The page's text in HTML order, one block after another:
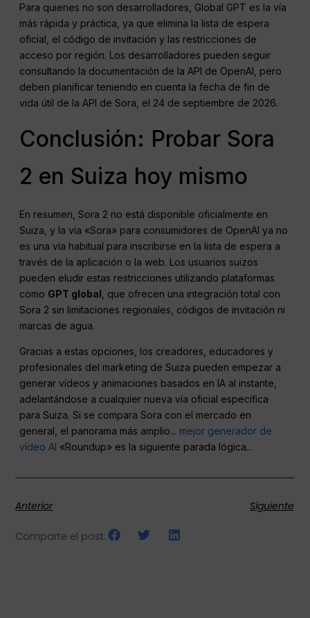
Para quienes no son desarrolladores, Global GPT es la vía
más rápida y práctica, ya que elimina la lista de espera
oficial, el código de invitación y las restricciones de
acceso por región. Los desarrolladores pueden seguir
consultando la documentación de la API de OpenAI, pero
deben planificar teniendo en cuenta la fecha de fin de
vida útil de la API de Sora, el 24 de septiembre de 2026.
Conclusión: Probar Sora
2 en Suiza hoy mismo
En resumen, Sora 2 no está disponible oficialmente en
Suiza, y la vía «Sora» para consumidores de OpenAI ya no
es una vía habitual para inscribirse en la lista de espera a
través de la aplicación o la web. Los usuarios suizos
pueden eludir estas restricciones utilizando plataformas
como GPT global , que ofrecen una integración total con
Sora 2 sin limitaciones regionales, códigos de invitación ni
marcas de agua.
Gracias a estas opciones, los creadores, educadores y
profesionales del marketing de Suiza pueden empezar a
generar vídeos y animaciones basados en IA al instante,
adelantándose a cualquier nueva vía oficial específica
para Suiza. Si se compara Sora con el mercado en
general, el panorama más amplio... mejor generador de
vídeo AI «Roundup» es la siguiente parada lógica...
Anterior Siguiente
Comparte el post: